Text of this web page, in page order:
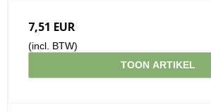
7,51 EUR
(incl. BTW)
TOON ARTIKEL